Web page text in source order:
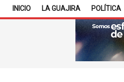
INICIO LA GUAJIRA POLÍTICA